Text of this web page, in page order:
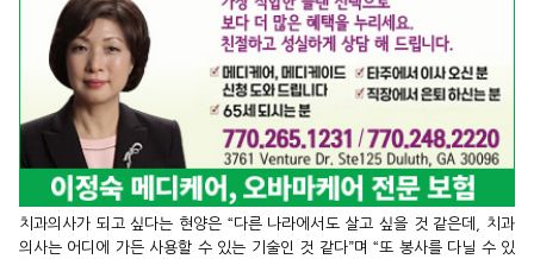
치과의사가 되고 싶다는 현양은 “다른 나라에서도 살고 싶을 것 같은데, 치과
의사는 어디에 가든 사용할 수 있는 기술인 것 같다”며 “또 봉사를 다닐 수 있